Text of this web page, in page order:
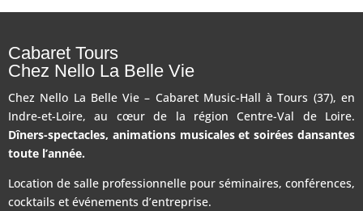
Cabaret Tours
Chez Nello La Belle Vie
Chez Nello La Belle Vie – Cabaret Music-Hall à Tours (37), en
Indre-et-Loire, au cœur de la région Centre-Val de Loire.
Dîners-spectacles, animations musicales et soirées dansantes
toute l’année.
Location de salle professionnelle pour séminaires, conférences,
cocktails et événements d’entreprise.